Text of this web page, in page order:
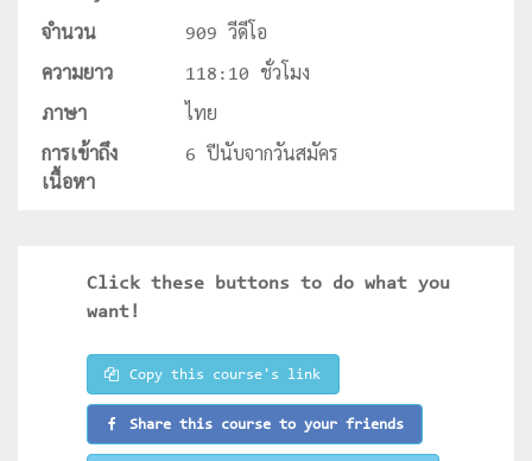
จำนวน 909 วีดีโอ
ความยาว 118:10 ชั่วโมง
ภาษา ไทย
การเข้าถึง
เนื้อหา
6 ปีนับจากวันสมัคร
Click these buttons to do what you
want!
Copy this course's link
Share this course to your friends